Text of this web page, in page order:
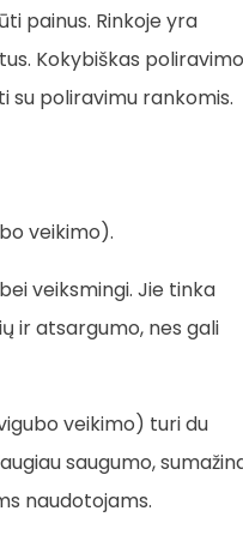
painus. Rinkoje yra
Kokybiškas poliravimo
su poliravimu rankomis.
veikimo).
veiksmingi. Jie tinka
ir atsargumo, nes gali
veikimo) turi du
saugumo,
naudotojams.